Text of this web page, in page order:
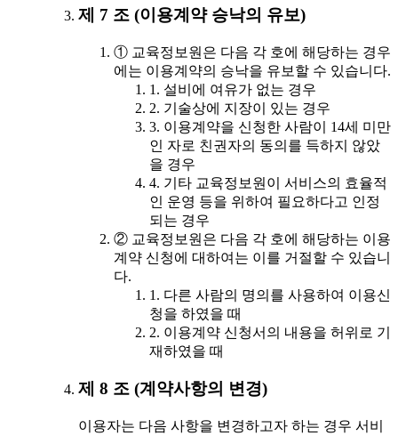
제 7 조 (이용계약 승낙의 유보)
① 교육정보원은 다음 각 호에 해당하는 경우
에는 이용계약의 승낙을 유보할 수 있습니다.
1. 설비에 여유가 없는 경우
2. 기술상에 지장이 있는 경우
3. 이용계약을 신청한 사람이 14세 미만
인 자로 친권자의 동의를 득하지 않았
을 경우
4. 기타 교육정보원이 서비스의 효율적
인 운영 등을 위하여 필요하다고 인정
되는 경우
② 교육정보원은 다음 각 호에 해당하는 이용
계약 신청에 대하여는 이를 거절할 수 있습니
다.
1. 다른 사람의 명의를 사용하여 이용신
청을 하였을 때
2. 이용계약 신청서의 내용을 허위로 기
재하였을 때
제 8 조 (계약사항의 변경)
이용자는 다음 사항을 변경하고자 하는 경우 서비